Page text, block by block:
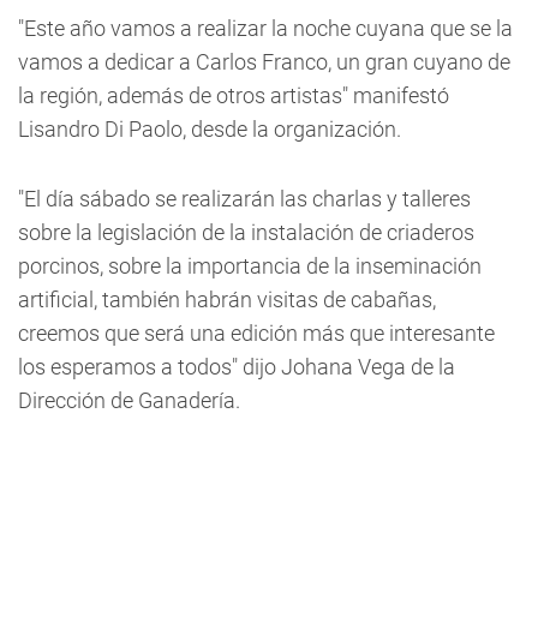
"Este año vamos a realizar la noche cuyana que se la
vamos a dedicar a Carlos Franco, un gran cuyano de
la región, además de otros artistas" manifestó
Lisandro Di Paolo, desde la organización.
"El día sábado se realizarán las charlas y talleres
sobre la legislación de la instalación de criaderos
porcinos, sobre la importancia de la inseminación
artificial, también habrán visitas de cabañas,
creemos que será una edición más que interesante
los esperamos a todos" dijo Johana Vega de la
Dirección de Ganadería.